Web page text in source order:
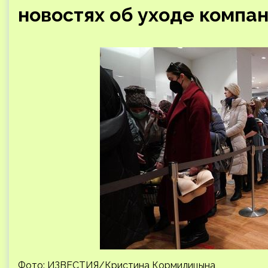
новостях об уходе
Фото: ИЗВЕСТИЯ/Кристина Кормилицына